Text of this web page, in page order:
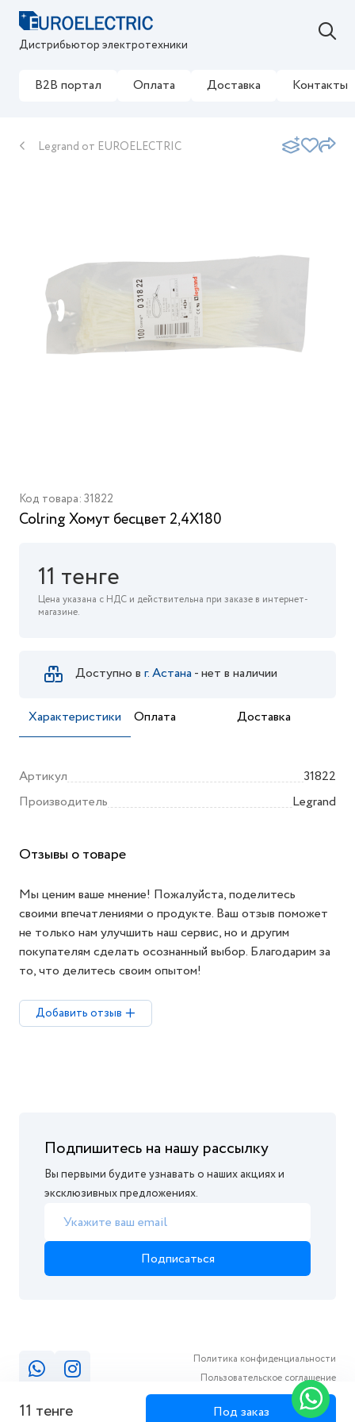
Дистрибьютор электротехники
B2B портал Оплата Доставка Контакты
Legrand от EUROELECTRIC
Код товара: 31822
Colring Хомут бесцвет 2,4X180
11 тенге
Цена указана с НДС и действительна при заказе в интернет-
магазине.
Доступно в г. Астана - нет в наличии
Характеристики Оплата Доставка
Артикул
31822
Производитель
Legrand
11 тенге Под заказ
Отзывы о товаре
Мы ценим ваше мнение! Пожалуйста, поделитесь
своими впечатлениями о продукте. Ваш отзыв поможет
не только нам улучшить наш сервис, но и другим
покупателям сделать осознанный выбор. Благодарим за
то, что делитесь своим опытом!
Добавить отзыв
Подпишитесь на нашу рассылку
Вы первыми будите узнавать о наших акциях и
эксклюзивных предложениях.
Подписаться
Политика конфиденциальности
Пользовательское соглашение